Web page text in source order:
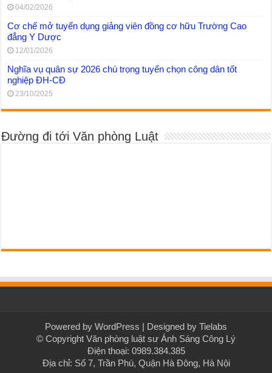
04/02/2026
Cơ chế mở tuyển dụng giảng viên đồng cơ hữu Trường Cao
đẳng Y Dược
12/01/2026
Nghĩa vụ quân sự 2026 chú trọng tuyển chọn công dân tốt
nghiệp ĐH-CĐ
23/10/2025
Đường đi tới Văn phòng Luật
Powered by WordPress | Designed by Tielabs
© Copyright Văn phòng luật sư Ánh Sáng Công Lý
Điện thoại: 0989.384.385
Địa chỉ: Số 7, Trần Phú, Quận Hà Đông, Hà Nội